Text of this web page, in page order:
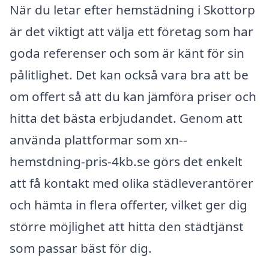
När du letar efter hemstädning i Skottorp
är det viktigt att välja ett företag som har
goda referenser och som är känt för sin
pålitlighet. Det kan också vara bra att be
om offert så att du kan jämföra priser och
hitta det bästa erbjudandet. Genom att
använda plattformar som xn--
hemstdning-pris-4kb.se görs det enkelt
att få kontakt med olika städleverantörer
och hämta in flera offerter, vilket ger dig
större möjlighet att hitta den städtjänst
som passar bäst för dig.